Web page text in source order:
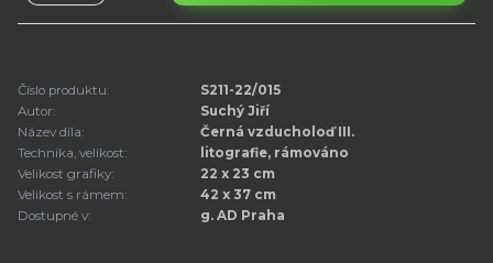
Číslo produktu:
S211-22/015
Autor:
Suchý Jiří
Název díla:
Černá vzducholoď III.
Technika, velikost:
litografie, rámováno
Velikost grafiky:
22 x 23 cm
Velikost s rámem:
42 x 37 cm
Dostupné v:
g. AD Praha